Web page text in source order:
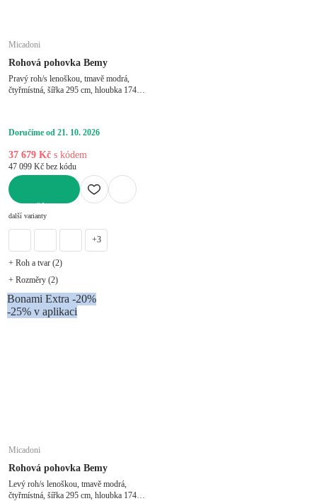
Micadoni
Rohová pohovka Bemy
Pravý roh/s lenoškou, tmavě modrá,
čtyřmístná, šířka 295 cm, hloubka 174
Doručíme od 21. 10. 2026
37 679 Kč s kódem
47 099 Kč bez kódu
další varianty
+3
+ Roh a tvar (2)
+ Rozměry (2)
Bonami Extra -20%
-25% v aplikaci
Micadoni
Rohová pohovka Bemy
Levý roh/s lenoškou, tmavě modrá,
čtyřmístná, šířka 295 cm, hloubka 174